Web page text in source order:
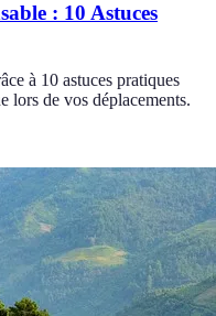
: 10 Astuces
à 10 astuces pratiques
lors de vos déplacements.